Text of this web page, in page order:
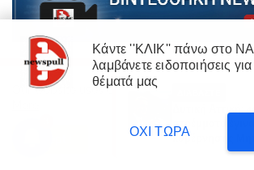
στρέμματα
κυβέρνησης
Our website uses cookies to enhance your
Κάντε ''ΚΛΙΚ'' πάνω στο
λαμβάνετε ειδοποιήσεις
θέματά μας
ΟΧΙ ΤΩΡΑ